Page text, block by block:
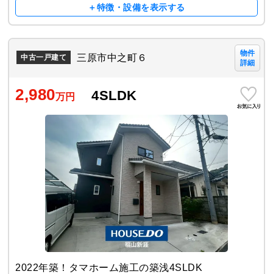
＋特徴・設備を表示する
中古一戸建て 三原市中之町６
物件
詳細
2,980万円 4SLDK
2022年築！タマホーム施工の築浅4SLDK